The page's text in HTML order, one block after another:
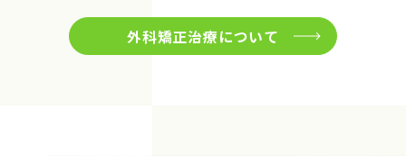
外科矯正治療について